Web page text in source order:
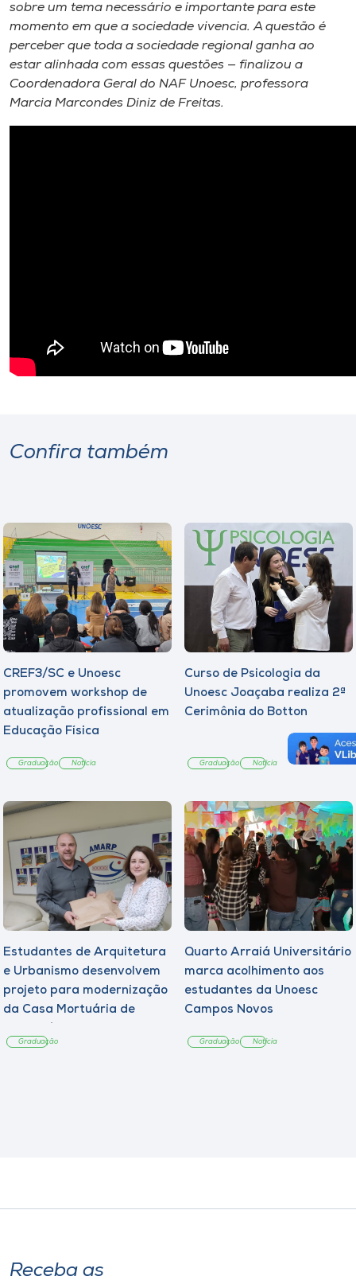
sobre um tema necessário e importante para este
momento em que a sociedade vivencia. A questão é
perceber que toda a sociedade regional ganha ao
estar alinhada com essas questões — finalizou a
Coordenadora Geral do NAF Unoesc, professora
Marcia Marcondes Diniz de Freitas.
Confira também
CREF3/SC e Unoesc
promovem workshop de
atualização profissional em
Educação Física
Graduação Notícia
Curso de Psicologia da
Unoesc Joaçaba realiza 2ª
Cerimônia do Botton
Graduação Notícia
Estudantes de Arquitetura
e Urbanismo desenvolvem
projeto para modernização
da Casa Mortuária de
Graduação
Quarto Arraiá Universitário
marca acolhimento aos
estudantes da Unoesc
Campos Novos
Graduação Notícia
Receba as